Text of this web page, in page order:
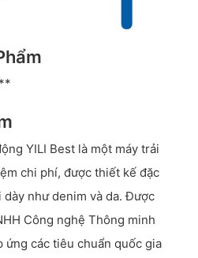
YILI Best là một máy trải
chi phí, được thiết kế đặc
như denim và da. Được
Công nghệ Thông minh
ứng các tiêu chuẩn quốc gia